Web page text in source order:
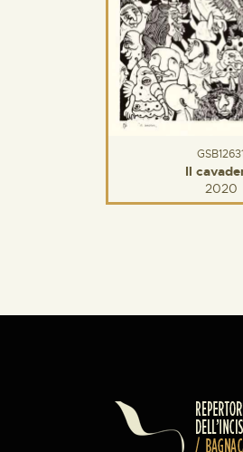
GSB12631
Il
2020